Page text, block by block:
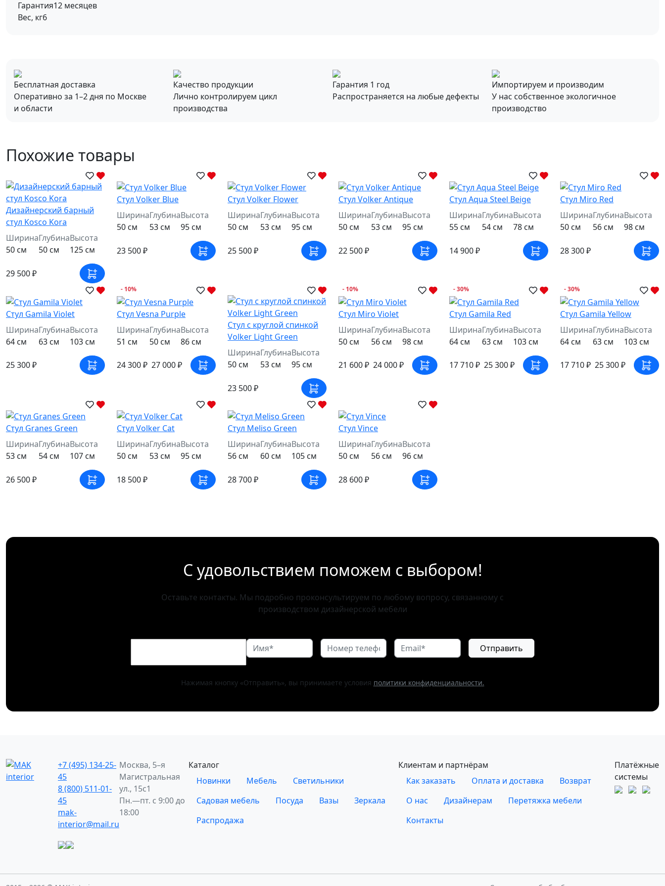
Гарантия12 месяцев
Вес, кг6
Бесплатная доставка
Оперативно за 1–2 дня по Москве
и области
Качество продукции
Лично контролируем цикл
производства
Гарантия 1 год
Распространяется на любые дефекты
Импортируем и производим
У нас собственное экологичное
производство
Похожие товары
Дизайнерский барный
стул Kosco Kora
Ширина
50 см
Глубина
50 см
Высота
125 см
29 500 ₽
Стул Volker Blue
Ширина
50 см
Глубина
53 см
Высота
95 см
23 500 ₽
Стул Volker Flower
Ширина
50 см
Глубина
53 см
Высота
95 см
25 500 ₽
Стул Volker Antique
Ширина
50 см
Глубина
53 см
Высота
95 см
22 500 ₽
Стул Aqua Steel Beige
Ширина
55 см
Глубина
54 см
Высота
78 см
14 900 ₽
Стул Miro Red
Ширина
50 см
Глубина
56 см
Высота
98 см
28 300 ₽
Стул Gamila Violet
Ширина
64 см
Глубина
63 см
Высота
103 см
25 300 ₽
- 10%
Стул Vesna Purple
Ширина
51 см
Глубина
50 см
Высота
86 см
24 300 ₽ 27 000 ₽
Стул c круглой спинкой
Volker Light Green
Ширина
50 см
Глубина
53 см
Высота
95 см
23 500 ₽
- 10%
Стул Miro Violet
Ширина
50 см
Глубина
56 см
Высота
98 см
21 600 ₽ 24 000 ₽
- 30%
Стул Gamila Red
Ширина
64 см
Глубина
63 см
Высота
103 см
17 710 ₽ 25 300 ₽
- 30%
Стул Gamila Yellow
Ширина
64 см
Глубина
63 см
Высота
103 см
17 710 ₽ 25 300 ₽
Стул Granes Green
Ширина
53 см
Глубина
54 см
Высота
107 см
26 500 ₽
Стул Volker Cat
Ширина
50 см
Глубина
53 см
Высота
95 см
18 500 ₽
Стул Meliso Green
Ширина
56 см
Глубина
60 см
Высота
105 см
28 700 ₽
Стул Vince
Ширина
50 см
Глубина
56 см
Высота
96 см
28 600 ₽
С удовольствием поможем с выбором!
Оставьте контакты. Мы подробно проконсультируем по любому вопросу, связанному с
производством дизайнерской мебели
Отправить
Нажимая кнопку «Отправить», вы принимаете условия политики конфиденциальности.
+7 (495) 134-25-
45
8 (800) 511-01-
45
mak-
interior@mail.ru
Москва, 5–я
Магистральная
ул., 15с1
Пн.—пт. с 9:00 до
18:00
Каталог
Новинки
Мебель
Светильники
Садовая мебель
Посуда Вазы
Зеркала
Распродажа
Клиентам и партнёрам
Как заказать
Оплата и доставка
Возврат
О нас
Дизайнерам
Перетяжка мебели
Контакты
Платёжные
системы